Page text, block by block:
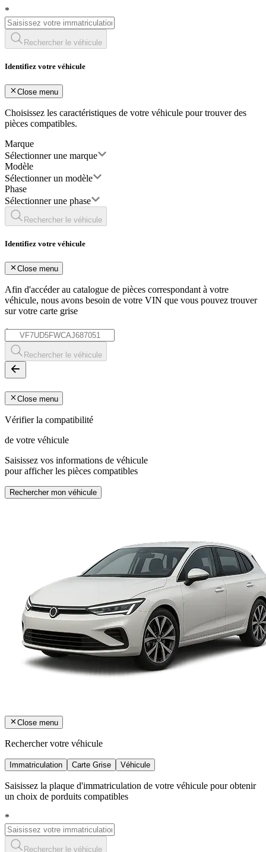
*
Rechercher le véhicule
Identifiez votre véhicule
Close menu
Choisissez les caractéristiques de votre véhicule pour trouver des
pièces compatibles.
Marque
Sélectionner une marque
Modèle
Sélectionner un modèle
Phase
Sélectionner une phase
Rechercher le véhicule
Identifiez votre véhicule
Close menu
Afin d'accéder au catalogue de pièces correspondant à votre
véhicule, nous avons besoin de votre VIN que vous pouvez trouver
sur votre carte grise
*
Rechercher le véhicule
Close menu
Vérifier la compatibilité
de votre véhicule
Saisissez vos informations de véhicule
pour afficher les pièces compatibles
Rechercher mon véhicule
Close menu
Rechercher votre véhicule
Immatriculation Carte Grise Véhicule
Saisissez la plaque d'immatriculation de votre véhicule pour obtenir
un choix de porduits compatibles
*
Rechercher le véhicule